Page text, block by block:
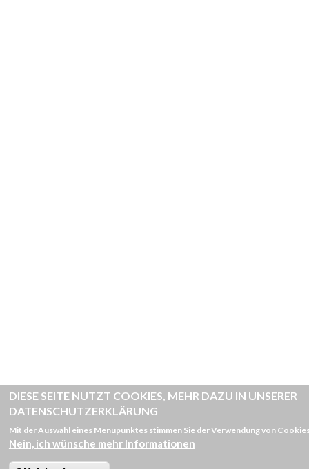
DIESE SEITE NUTZT COOKIES, MEHR DAZU IN UNSERER
DATENSCHUTZERKLÄRUNG
Mit der Auswahl eines Menüpunktes stimmen Sie der Verwendung von
Nein, ich wünsche mehr Informationen